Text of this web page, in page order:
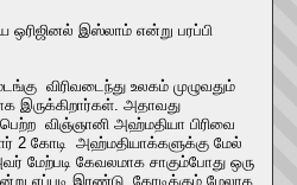
இஸ்லாம் என்று பரப்பி
விரிவடைந்து உலகம் முழுவதும்
இருக்கிறார்கள். அதாவது
பெற்ற விஞ்ஞானி அஹ்மதியா பிரிவை
2 கோடி அஹ்மதியாக்களுக்கு மேல்
மேற்படி கேவலமாக சாகும்போது ஒரு
எப்படி இரண்டு கோடிக்கும் மேலாக